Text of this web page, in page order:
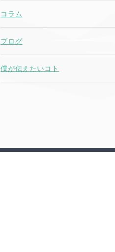
コラム
ブログ
僕が伝えたいコト